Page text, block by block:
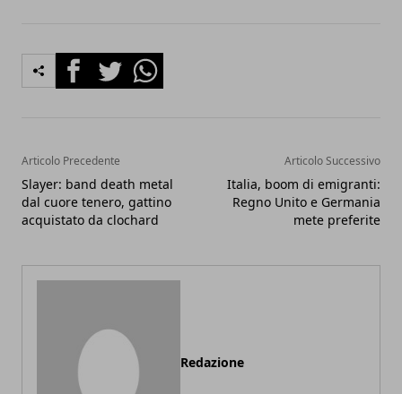
FacebookTwitterWhatsapp
Articolo Precedente
Slayer: band death metal
dal cuore tenero, gattino
acquistato da clochard
Articolo Successivo
Italia, boom di emigranti:
Regno Unito e Germania
mete preferite
Redazione